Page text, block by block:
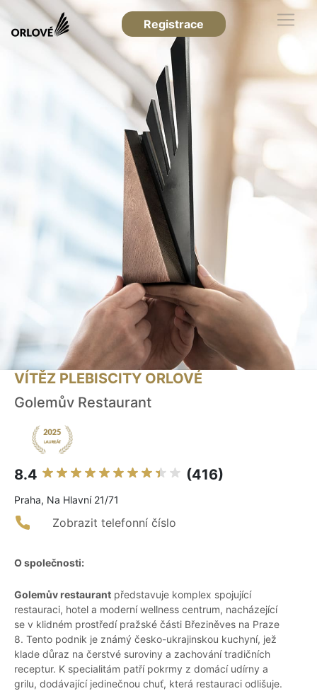
Registrace
VÍTĚZ PLEBISCITY ORLOVÉ
Golemův Restaurant
8.4 (416)
Praha, Na Hlavní 21/71
Zobrazit telefonní číslo
O společnosti:
Golemův restaurant představuje komplex spojující
restauraci, hotel a moderní wellness centrum, nacházející
se v klidném prostředí pražské části Březiněves na Praze
8. Tento podnik je známý česko-ukrajinskou kuchyní, jež
klade důraz na čerstvé suroviny a zachování tradičních
receptur. K specialitám patří pokrmy z domácí udírny a
grilu, dodávající jedinečnou chuť, která restauraci odlišuje.